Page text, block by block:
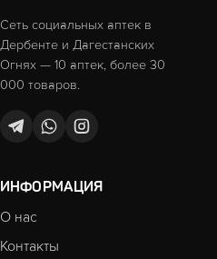
Сеть социальных аптек в
Дербенте и Дагестанских
Огнях — 10 аптек, более 30
000 товаров.
ИНФОРМАЦИЯ
О нас
Контакты